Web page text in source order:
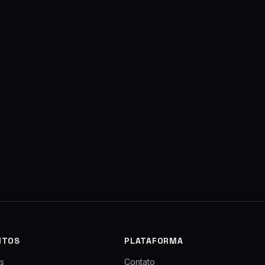
PLATAFORMA
Contato